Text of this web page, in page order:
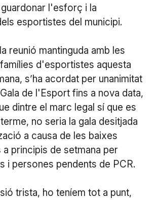
guardonar l'esforç i la
esportistes del municipi.
reunió mantinguda amb les
d'esportistes aquesta
s’ha acordat per unanimitat
de l'Esport fins a nova data,
dintre el marc legal sí que es
no seria la gala desitjada
a causa de les baixes
principis de setmana per
i persones pendents de PCR.
trista, ho teníem tot a punt,